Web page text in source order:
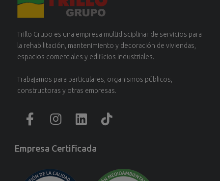
Trillo Grupo es una empresa multidisciplinar de servicios para
la rehabilitación, mantenimiento y decoración de viviendas,
espacios comerciales y edificios industriales.
Trabajamos para particulares, organismos públicos,
constructoras y otras empresas.
Empresa Certificada